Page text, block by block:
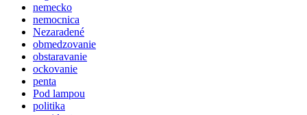
nemecko
nemocnica
Nezaradené
obmedzovanie
obstaravanie
ockovanie
penta
Pod lampou
politika